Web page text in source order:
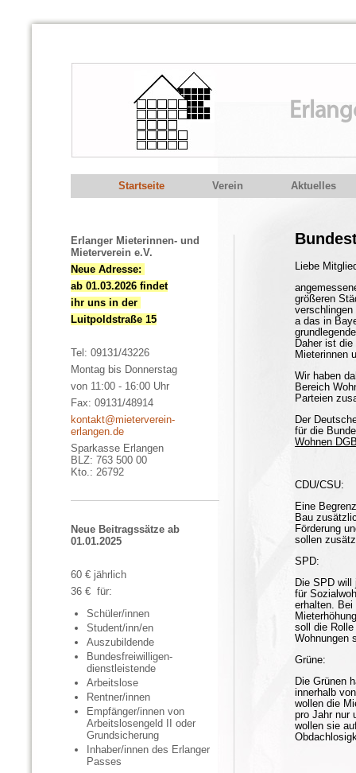
Startseite Verein Aktuelles
Erlanger Mieterinnen- und
Mieterverein e.V.
Neue Adresse:
ab 01.03.2026 findet
ihr uns in der
Luitpoldstraße 15
Tel: 09131/43226
Montag bis Donnerstag
von 11:00 - 16:00 Uhr
Fax: 09131/48914
kontakt@mieterverein-
erlangen.de
Sparkasse Erlangen
BLZ: 763 500 00
Kto.: 26792
Neue Beitragssätze ab
01.01.2025
60 € jährlich
36 € für:
Schüler/innen
Student/inn/en
Auszubildende
Bundesfreiwilligen­
dienstleistende
Arbeitslose
Rentner/innen
Empfänger/innen von
Arbeitslosengeld II oder
Grundsicherung
Inhaber/innen des Erlanger
Passes
Liebe
größeren
verschlingen
a das in
Daher ist
Mieterinnen
Wir haben
Bereich
Parteien
Der
für die
Wohnen
CDU/CSU:
Eine
Bau
Förderung
sollen
SPD:
Die SPD will
für
erhalten.
soll die
Wohnungen
Grüne:
Die Grünen
innerhalb
wollen die
pro Jahr nur
wollen sie